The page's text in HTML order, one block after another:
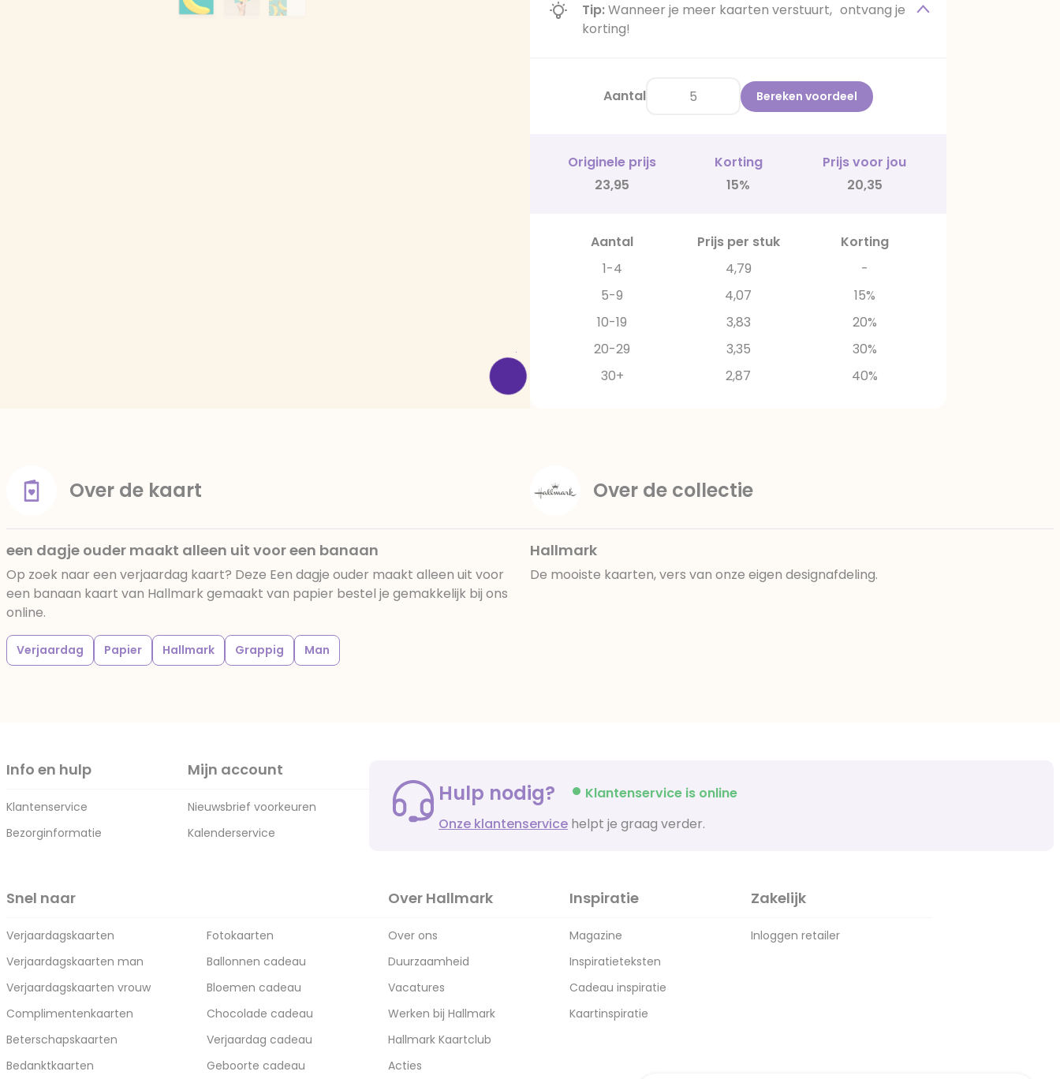
Tip:Wanneer je meer kaarten verstuurt, ontvang je
korting!
Aantal Bereken voordeel
Originele prijs Korting
Prijs voor jou
23,95
15% 20,35
Aantal Prijs per stuk
Korting
1-4
4,79
-
5-9
4,07
15%
10-19
3,83
20%
20-29
3,35
30%
30+
2,87 40%
Over de kaart
een dagje ouder maakt alleen uit voor een banaan
Op zoek naar een verjaardag kaart? Deze Een dagje ouder maakt alleen uit voor
een banaan kaart van Hallmark gemaakt van papier bestel je gemakkelijk bij ons
online.
Verjaardag Papier Hallmark Grappig Man
Over de collectie
Hallmark
De mooiste kaarten, vers van onze eigen designafdeling.
Info en hulp
Klantenservice
Bezorginformatie
Mijn account
Nieuwsbrief voorkeuren
Kalenderservice
Hulp nodig?
Klantenservice is online
Onze klantenservice helpt je graag verder.
Snel naar
Verjaardagskaarten
Verjaardagskaarten man
Verjaardagskaarten vrouw
Complimentenkaarten
Beterschapskaarten
Bedanktkaarten
Fotokaarten
Ballonnen cadeau
Bloemen cadeau
Chocolade cadeau
Verjaardag cadeau
Geboorte cadeau
Over Hallmark
Over ons
Duurzaamheid
Vacatures
Werken bij Hallmark
Hallmark Kaartclub
Acties
Inspiratie
Magazine
Inspiratieteksten
Cadeau inspiratie
Kaartinspiratie
Zakelijk
Inloggen retailer